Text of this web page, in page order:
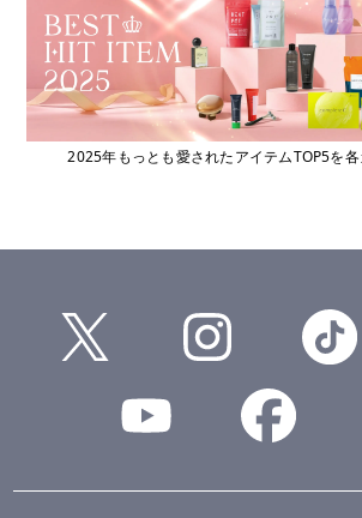
2025年もっとも愛されたアイテムTOP5を各